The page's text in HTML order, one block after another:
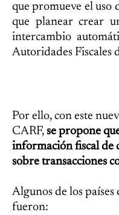
que promueve el uso
que planear crear
intercambio
Autoridades Fiscales
Por ello, con este
CARF, se propone
información fiscal de
sobre transacciones
Algunos de los
fueron: